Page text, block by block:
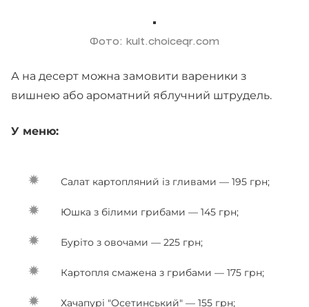
Фото: kult.choiceqr.com
А на десерт можна замовити вареники з
вишнею або ароматний яблучний штрудель.
У меню:
Салат картопляний із гливами — 195 грн;
Юшка з білими грибами — 145 грн;
Буріто з овочами — 225 грн;
Картопля смажена з грибами — 175 грн;
Хачапурі "Осетинський" — 155 грн;